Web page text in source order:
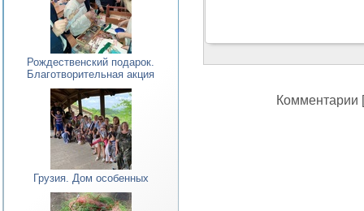
Рождественский подарок.
Благотворительная акция
Грузия. Дом особенных
Комментарии